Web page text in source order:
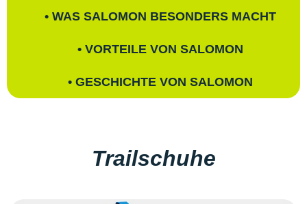
• WAS SALOMON BESONDERS MACHT
• VORTEILE VON SALOMON
• GESCHICHTE VON SALOMON
Trailschuhe